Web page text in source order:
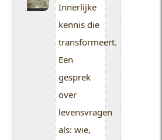
Innerlijke
kennis die
transformeert.
Een
gesprek
over
levensvragen
als: wie,